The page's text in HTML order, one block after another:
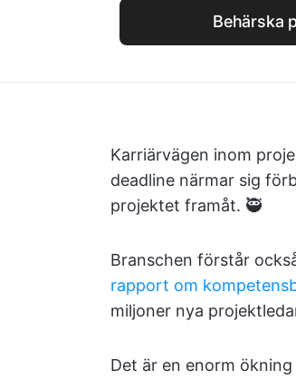
Behärska
Karriärvägen inom
deadline närmar sig
projektet framåt. 🥷
Branschen förstår
rapport om
miljoner nya
Det är en enorm